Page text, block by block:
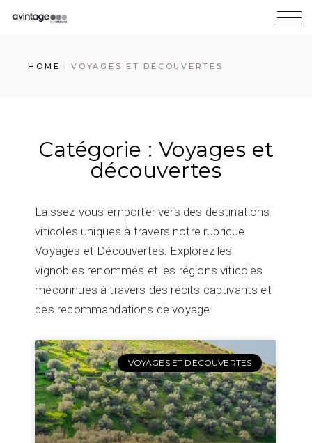
HOME VOYAGES ET DÉCOUVERTES
Catégorie : Voyages et
découvertes
Laissez-vous emporter vers des destinations
viticoles uniques à travers notre rubrique
Voyages et Découvertes. Explorez les
vignobles renommés et les régions viticoles
méconnues à travers des récits captivants et
des recommandations de voyage.
VOYAGES ET DÉCOUVERTES